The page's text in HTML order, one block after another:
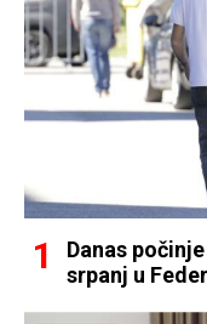
Danas
srpanj u